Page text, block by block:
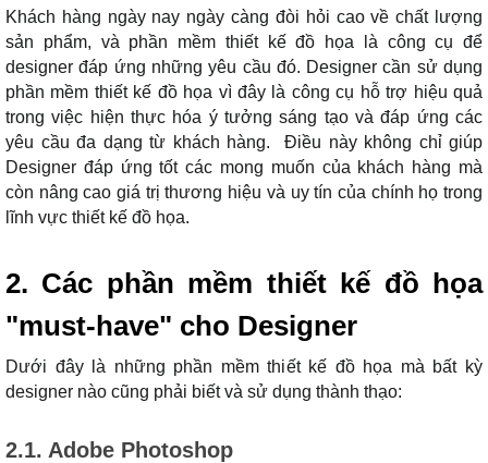
Khách hàng ngày nay ngày càng đòi hỏi cao về chất lượng
sản phẩm, và phần mềm thiết kế đồ họa là công cụ để
designer đáp ứng những yêu cầu đó. Designer cần sử dụng
phần mềm thiết kế đồ họa vì đây là công cụ hỗ trợ hiệu quả
trong việc hiện thực hóa ý tưởng sáng tạo và đáp ứng các
yêu cầu đa dạng từ khách hàng. Điều này không chỉ giúp
Designer đáp ứng tốt các mong muốn của khách hàng mà
còn nâng cao giá trị thương hiệu và uy tín của chính họ trong
lĩnh vực thiết kế đồ họa.
2. Các phần mềm thiết kế đồ họa
"must-have" cho Designer
Dưới đây là những phần mềm thiết kế đồ họa mà bất kỳ
designer nào cũng phải biết và sử dụng thành thạo:
2.1. Adobe Photoshop